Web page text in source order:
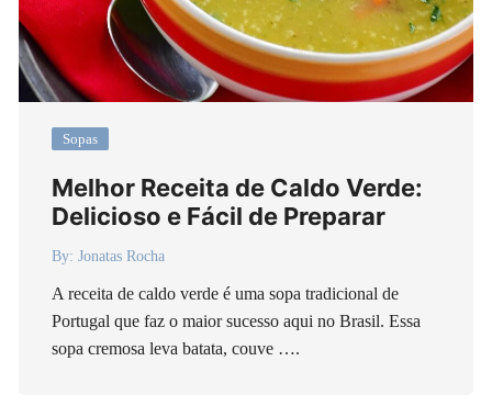
Sopas
Melhor Receita de Caldo Verde:
Delicioso e Fácil de Preparar
By: Jonatas Rocha
A receita de caldo verde é uma sopa tradicional de
Portugal que faz o maior sucesso aqui no Brasil. Essa
sopa cremosa leva batata, couve ….